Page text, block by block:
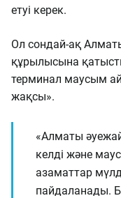
етуі керек.
Ол сондай-ақ
құрылысына
терминал маусым
жақсы».
«Алматы
келді және
азаматтар
пайдаланады.